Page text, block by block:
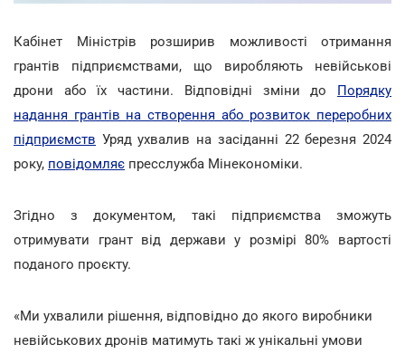
Кабінет Міністрів розширив можливості отримання
грантів підприємствами, що виробляють невійськові
дрони або їх частини. Відповідні зміни до Порядку
надання грантів на створення або розвиток переробних
підприємств Уряд ухвалив на засіданні 22 березня 2024
року, повідомляє пресслужба Мінекономіки.
Згідно з документом, такі підприємства зможуть
отримувати грант від держави у розмірі 80% вартості
поданого проєкту.
«Ми ухвалили рішення, відповідно до якого виробники
невійськових дронів матимуть такі ж унікальні умови